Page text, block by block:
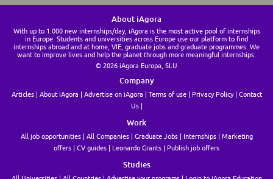
About iAgora
With up to 1.000 new internships/day, iAgora is the most active pool of internships
in Europe. Students and universities across Europe use our platform to find
internships abroad and at home, VIE, graduate jobs and graduate programmes. We
want to improve lives and help the planet through more meaningful internships.
© 2026 iAgora Europa, SLU
Company
Articles About iAgora Advertise on iAgora Terms of use Privacy Policy
Contact
Us
Work
All job opportunities All Companies Graduate Jobs Internships
Marketing
offers
CV guides Leonardo Grants Publish job offers
Studies